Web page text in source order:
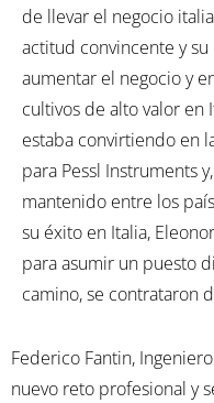
de llevar el negocio
actitud convincente y
aumentar el negocio y
cultivos de alto valor en
estaba convirtiendo en
para Pessl Instruments
mantenido entre los
su éxito en Italia,
para asumir un puesto
camino, se contrataron
Federico Fantin,
nuevo reto profesional y